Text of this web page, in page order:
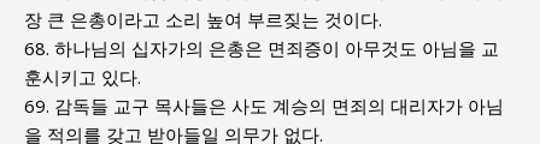
장 큰 은총이라고 소리 높여 부르짖는 것이다.
68. 하나님의 십자가의 은총은 면죄증이 아무것도 아님을 교
훈시키고 있다.
69. 감독들 교구 목사들은 사도 계승의 면죄의 대리자가 아님
을 적의를 갖고 받아들일 의무가 없다.